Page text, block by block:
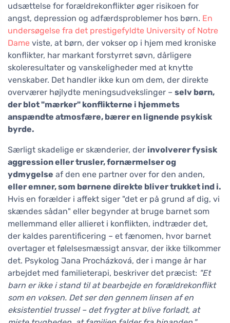
udsættelse for forældrekonflikter øger risikoen for
angst, depression og adfærdsproblemer hos børn. En
undersøgelse fra det prestigefyldte University of Notre
Dame viste, at børn, der vokser op i hjem med kroniske
konflikter, har markant forstyrret søvn, dårligere
skoleresultater og vanskeligheder med at knytte
venskaber. Det handler ikke kun om dem, der direkte
overværer højlydte meningsudvekslinger – selv børn,
der blot "mærker" konflikterne i hjemmets
anspændte atmosfære, bærer en lignende psykisk
byrde.
Særligt skadelige er skænderier, der involverer fysisk
aggression eller trusler, fornærmelser og
ydmygelse af den ene partner over for den anden,
eller emner, som børnene direkte bliver trukket ind i.
Hvis en forælder i affekt siger "det er på grund af dig, vi
skændes sådan" eller begynder at bruge barnet som
mellemmand eller allieret i konflikten, indtræder det,
der kaldes parentificering – et fænomen, hvor barnet
overtager et følelsesmæssigt ansvar, der ikke tilkommer
det. Psykolog Jana Procházková, der i mange år har
arbejdet med familieterapi, beskriver det præcist: "Et
barn er ikke i stand til at bearbejde en forældrekonflikt
som en voksen. Det ser den gennem linsen af en
eksistentiel trussel – det frygter at blive forladt, at